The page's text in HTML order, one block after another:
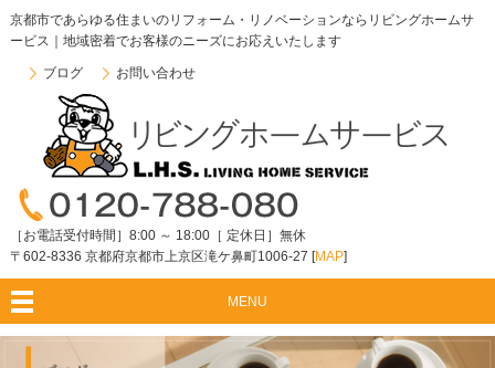
京都市であらゆる住まいのリフォーム・リノベーションならリビングホームサ
ービス｜地域密着でお客様のニーズにお応えいたします
ブログ お問い合わせ
［お電話受付時間］8:00 ～ 18:00［ 定休日］無休
〒602-8336 京都府京都市上京区滝ケ鼻町1006-27 [MAP]
MENU